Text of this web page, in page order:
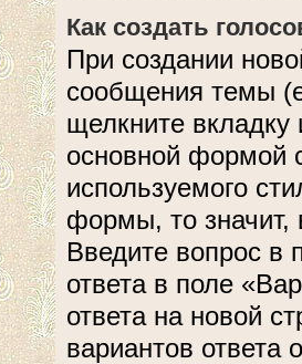
Как создать
При создании
сообщения темы
щелкните
основной формой
используемого
формы, то значит,
Введите вопрос в
ответа в поле
ответа на новой
вариантов ответа